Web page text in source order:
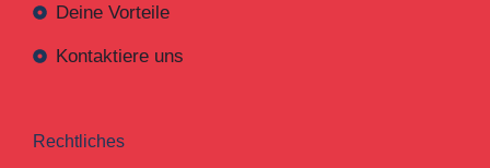
Deine Vorteile
Kontaktiere uns
Rechtliches